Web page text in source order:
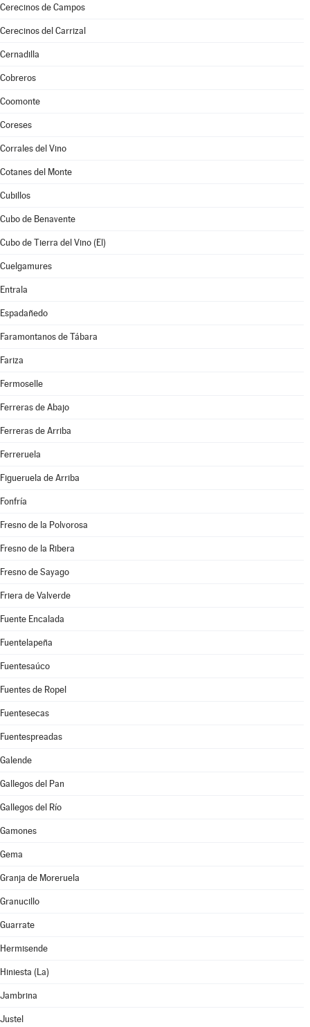
Cerecinos de Campos
Cerecinos del Carrizal
Cernadilla
Cobreros
Coomonte
Coreses
Corrales del Vino
Cotanes del Monte
Cubillos
Cubo de Benavente
Cubo de Tierra del Vino (El)
Cuelgamures
Entrala
Espadañedo
Faramontanos de Tábara
Fariza
Fermoselle
Ferreras de Abajo
Ferreras de Arriba
Ferreruela
Figueruela de Arriba
Fonfría
Fresno de la Polvorosa
Fresno de la Ribera
Fresno de Sayago
Friera de Valverde
Fuente Encalada
Fuentelapeña
Fuentesaúco
Fuentes de Ropel
Fuentesecas
Fuentespreadas
Galende
Gallegos del Pan
Gallegos del Río
Gamones
Gema
Granja de Moreruela
Granucillo
Guarrate
Hermisende
Hiniesta (La)
Jambrina
Justel